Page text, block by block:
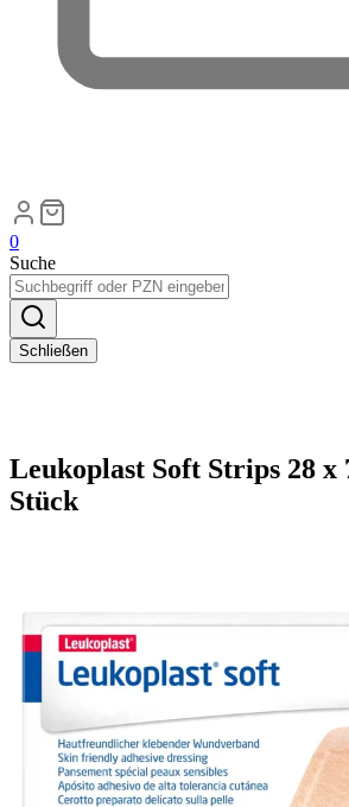
0
Suche
Schließen
Leukoplast Soft Strips 28 x
Stück